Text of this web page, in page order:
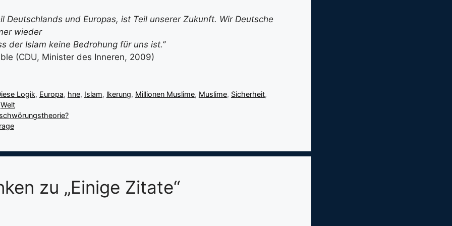
Deutschlands und Europas, ist Teil unserer Zukunft. Wir Deutsche
wieder
der Islam keine Bedrohung für uns ist.”
(CDU, Minister des Inneren, 2009)
Logik, Europa, hne, Islam, lkerung, Millionen Muslime, Muslime, Sicherheit,
Welt
zu „Einige Zitate“